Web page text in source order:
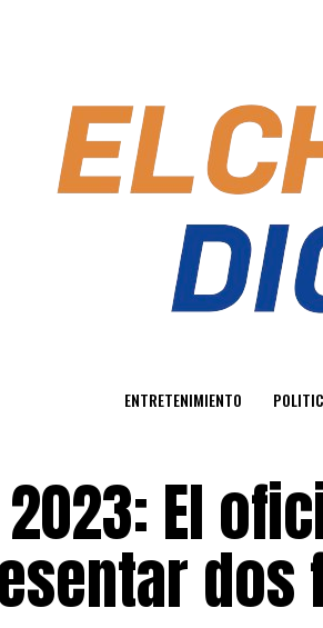
ENTRETENIMIENTO
El
dos